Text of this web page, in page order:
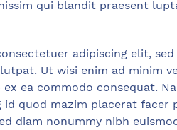
qui blandit praesent
adipiscing elit,
Ut wisi enim ad minim
ea commodo consequat.
quod mazim placerat facer
diam nonummy nibh